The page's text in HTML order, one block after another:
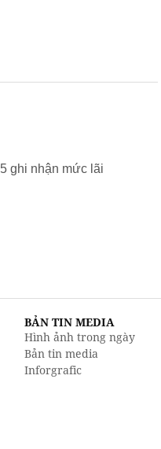
ghi nhận mức lãi
BẢN TIN MEDIA
Hình ảnh trong ngày
Bản tin media
Inforgrafic